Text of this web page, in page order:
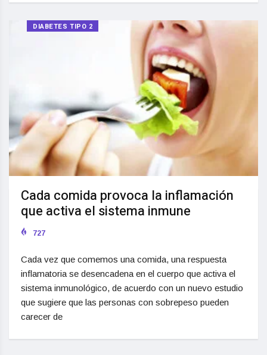
DIABETES TIPO 2
Cada comida provoca la inflamación
que activa el sistema inmune
727
Cada vez que comemos una comida, una respuesta
inflamatoria se desencadena en el cuerpo que activa el
sistema inmunológico, de acuerdo con un nuevo estudio
que sugiere que las personas con sobrepeso pueden
carecer de